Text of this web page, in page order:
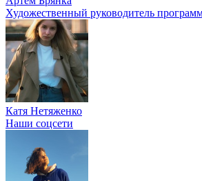
Художественный руководитель
Катя Нетяженко
Наши соцсети